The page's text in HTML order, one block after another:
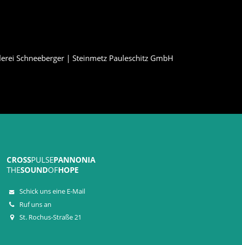
Schneeberger | Steinmetz Pauleschitz GmbH
CROSSPULSEPANNONIA
THESOUNDOFHOPE
Schick uns eine E-Mail
Ruf uns an
St. Rochus-Straße 21